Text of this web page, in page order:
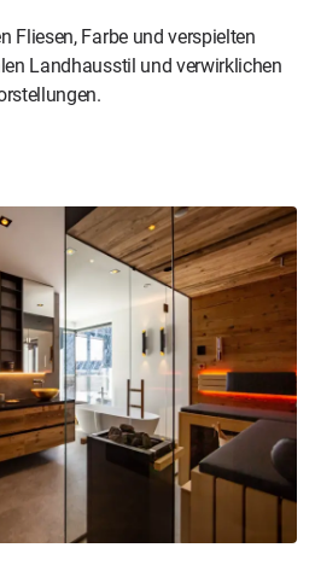
Fliesen, Farbe und verspielten
Landhausstil und verwirklichen